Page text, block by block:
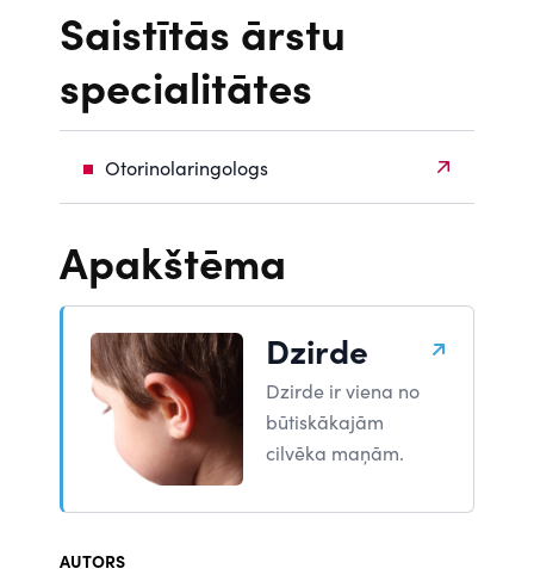
Saistītās ārstu
specialitātes
Otorinolaringologs
Apakštēma
Dzirde
Dzirde ir viena no
būtiskākajām
cilvēka maņām.
AUTORS